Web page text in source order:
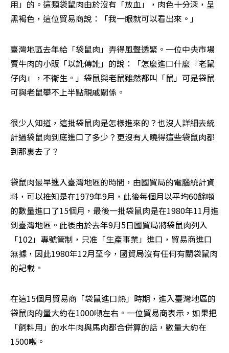
用」的。這類袋鼠肉由於沒有「放血」，肉色十分深，呈
黑褐色，這位貿易商說：「我一眼就可以看出來。」
臺灣地區去年給「袋鼠肉」弄得風聲透緊。一位中央市場
賣牛肉的小販「以訛傳訛」的說：「怎麼進口什麼『老鼠
仔肉』，不衛生。」袋鼠與老鼠雖然都叫「鼠」可是袋鼠
可與老鼠攀不上半點親戚關係。
很少人知道，這批袋鼠肉是怎樣進來的？也沒人詳細去統
計過袋鼠肉到底進口了多少？更沒有人曉得這些袋鼠肉都
到那裏去了？
袋鼠肉最早進入臺灣地區的時間，由國貿局的電腦統計資
料，可以推知是在1979年9月，此後每個月以平均60餘噸
的數量進口了15個月，最後一批袋鼠肉是在1980年11月進
到臺灣地區。此後由於去年9月5日國貿局將袋鼠肉列入
「102」專號管制，只准「生產事業」進口，貿易商進口
無據，因此1980年12月至今，國貿局沒有任何有關袋鼠肉
的記載。
在這15個月貿易商「袋鼠進口熱」時期，進入臺灣地區的
袋鼠肉的量大約在1000噸左右。一位貿易商表示，如果把
「飼料用」的水牛肉與馬肉都合併算的話，數量大約在
1500噸。